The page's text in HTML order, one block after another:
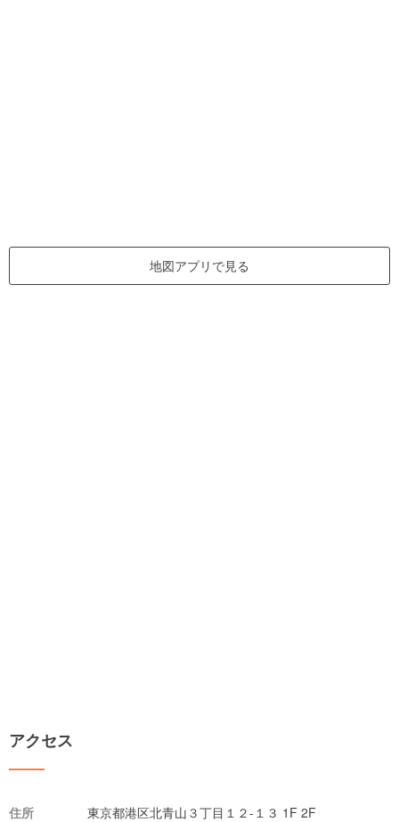
地図アプリで見る
アクセス
住所 東京都港区北青山３丁目１２-１３ 1F 2F